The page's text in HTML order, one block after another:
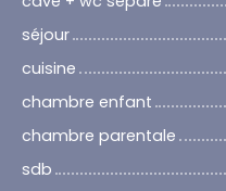
séjour
cuisine
chambre enfant
chambre parentale
sdb